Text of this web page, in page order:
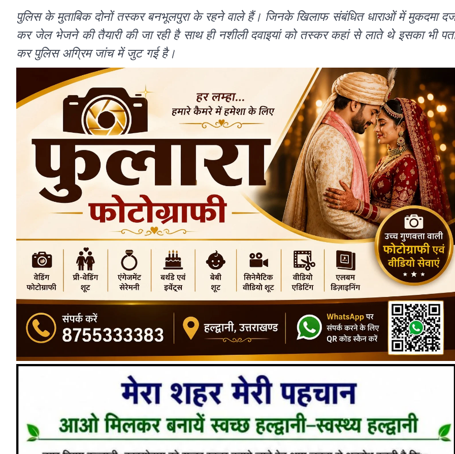
पुलिस के मुताबिक दोनों तस्कर बनभूलपुरा के रहने वाले हैं। जिनके खिलाफ संबंधित धाराओं में मुकदमा
कर जेल भेजने की तैयारी की जा रही है साथ ही नशीली दवाइयां को तस्कर कहां से लाते थे इसका भी
कर पुलिस अग्रिम जांच में जुट गई है।